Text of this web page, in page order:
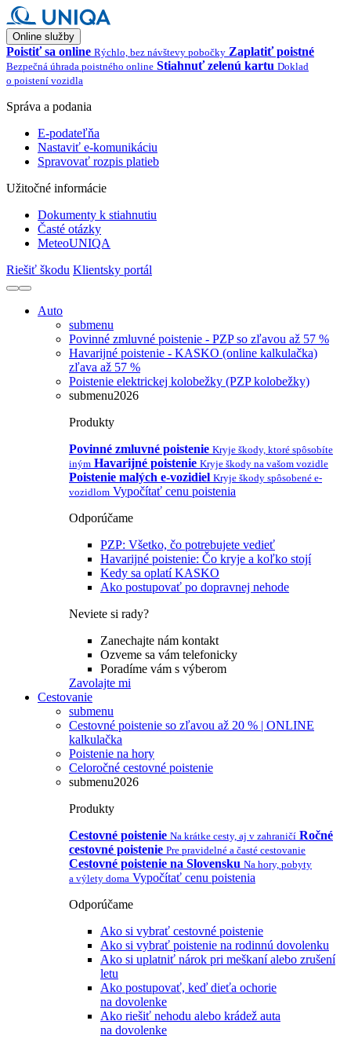
Online služby
Poistiť sa online Rýchlo, bez návštevy pobočky Zaplatiť poistné
Bezpečná úhrada poistného online Stiahnuť zelenú kartu Doklad
o poistení vozidla
Správa a podania
E-podateľňa
Nastaviť e-komunikáciu
Spravovať rozpis platieb
Užitočné informácie
Dokumenty k stiahnutiu
Časté otázky
MeteoUNIQA
Riešiť škodu Klientsky portál
Auto
submenu
Povinné zmluvné poistenie - PZP so zľavou až 57 %
Havarijné poistenie - KASKO (online kalkulačka)
zľava až 57 %
Poistenie elektrickej kolobežky (PZP kolobežky)
submenu2026
Produkty
Povinné zmluvné poistenie Kryje škody, ktoré spôsobíte
iným Havarijné poistenie Kryje škody na vašom vozidle
Poistenie malých e-vozidiel Kryje škody spôsobené e-
vozidlom Vypočítať cenu poistenia
Odporúčame
PZP: Všetko, čo potrebujete vedieť
Havarijné poistenie: Čo kryje a koľko stojí
Kedy sa oplatí KASKO
Ako postupovať po dopravnej nehode
Neviete si rady?
Zanechajte nám kontakt
Ozveme sa vám telefonicky
Poradíme vám s výberom
Zavolajte mi
Cestovanie
submenu
Cestovné poistenie so zľavou až 20 % | ONLINE
kalkulačka
Poistenie na hory
Celoročné cestovné poistenie
submenu2026
Produkty
Cestovné poistenie Na krátke cesty, aj v zahraničí Ročné
cestovné poistenie Pre pravidelné a časté cestovanie
Cestovné poistenie na Slovensku Na hory, pobyty
a výlety doma Vypočítať cenu poistenia
Odporúčame
Ako si vybrať cestovné poistenie
Ako si vybrať poistenie na rodinnú dovolenku
Ako si uplatniť nárok pri meškaní alebo zrušení
letu
Ako postupovať, keď dieťa ochorie
na dovolenke
Ako riešiť nehodu alebo krádež auta
na dovolenke